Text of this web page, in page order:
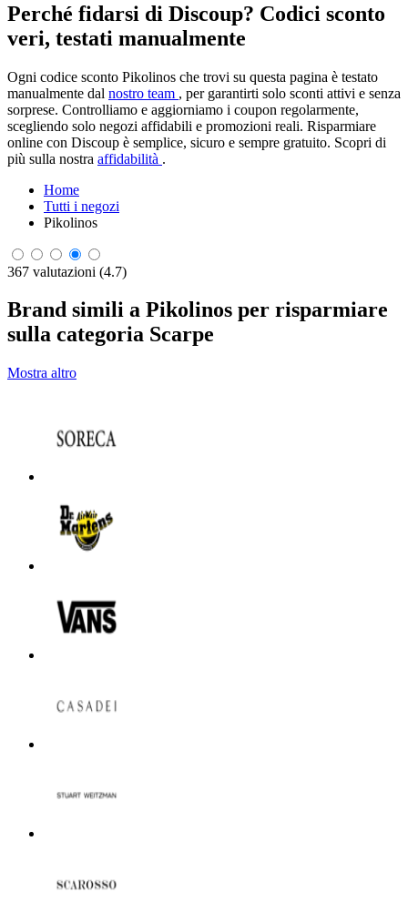
Perché fidarsi di Discoup? Codici sconto
veri, testati manualmente
Ogni codice sconto Pikolinos che trovi su questa pagina è testato
manualmente dal nostro team , per garantirti solo sconti attivi e senza
sorprese. Controlliamo e aggiorniamo i coupon regolarmente,
scegliendo solo negozi affidabili e promozioni reali. Risparmiare
online con Discoup è semplice, sicuro e sempre gratuito. Scopri di
più sulla nostra affidabilità .
Home
Tutti i negozi
Pikolinos
367 valutazioni (4.7)
Brand simili a Pikolinos per risparmiare
sulla categoria Scarpe
Mostra altro